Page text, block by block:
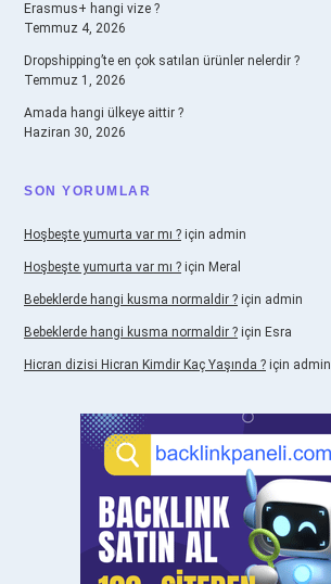
Erasmus+ hangi vize ?
Temmuz 4, 2026
Dropshipping’te en çok satılan ürünler nelerdir ?
Temmuz 1, 2026
Amada hangi ülkeye aittir ?
Haziran 30, 2026
SON YORUMLAR
Hoşbeşte yumurta var mı ? için admin
Hoşbeşte yumurta var mı ? için Meral
Bebeklerde hangi kusma normaldir ? için admin
Bebeklerde hangi kusma normaldir ? için Esra
Hicran dizisi Hicran Kimdir Kaç Yaşında ? için admin